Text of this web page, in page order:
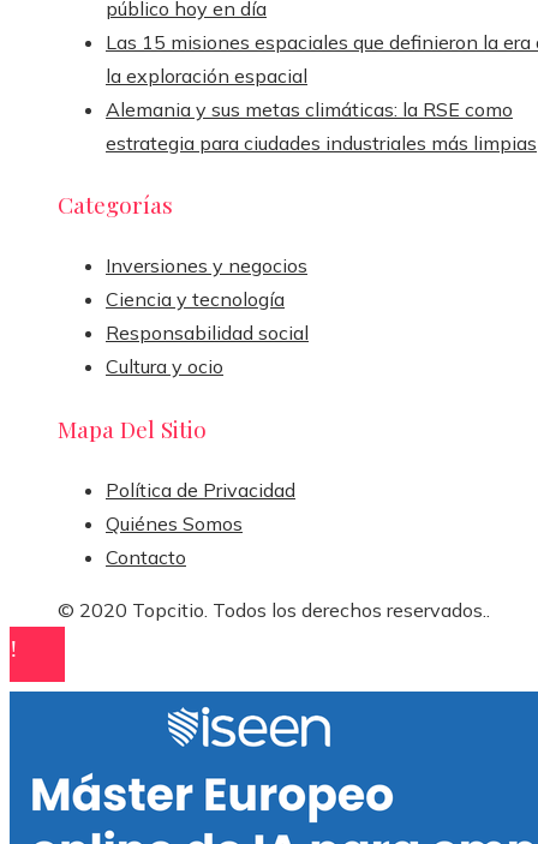
público hoy en día
Las 15 misiones espaciales que definieron la era
la exploración espacial
Alemania y sus metas climáticas: la RSE como
estrategia para ciudades industriales más limpias
Categorías
Inversiones y negocios
Ciencia y tecnología
Responsabilidad social
Cultura y ocio
Mapa Del Sitio
Política de Privacidad
Quiénes Somos
Contacto
© 2020 Topcitio. Todos los derechos reservados..